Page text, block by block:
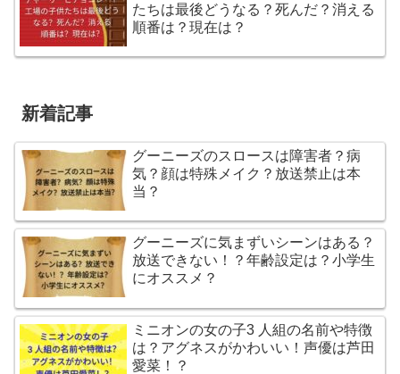
たちは最後どうなる？死んだ？消える
順番は？現在は？
新着記事
グーニーズのスロースは障害者？病
気？顔は特殊メイク？放送禁止は本
当？
グーニーズに気まずいシーンはある？
放送できない！？年齢設定は？小学生
にオススメ？
ミニオンの女の子3 人組の名前や特徴
は？アグネスがかわいい！声優は芦田
愛菜！？